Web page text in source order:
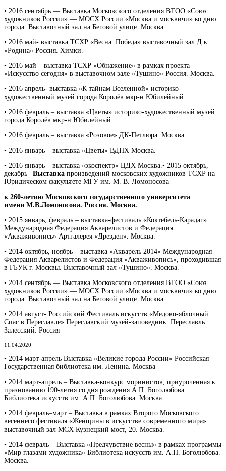
• 2016 сентябрь — Выставка Московского отделения ВТОО «Союз
художников России» — МОСХ России «Москва и москвичи» ко дню
города. Выставочный зал на Беговой улице. Москва.
• 2016 май- выставка ТСХР «Весна. Победа» выставочный зал Д.к.
«Родина» Россия. Химки.
• 2016 май – выставка ТСХР «Обнажение» в рамках проекта
«Искусство сегодня» в выставочном зале «Тушино» Россия. Москва.
• 2016 апрель- выставка «К тайнам Вселенной» историко-
художественный музей города Королёв мкр-н Юбилейный.
• 2016 февраль – выставка «Цветы» историко-художественный музей
города Королёв мкр-н Юбилейный.
• 2016 февраль – выставка «Розовое» ДК-Петлюра. Москва
• 2016 январь – выставка «Цветы» ВДНХ Москва.
• 2016 январь – выставка «экоспектр» ЦДХ Москва.• 2015 октябрь,
декабрь –Выставка произведений московских художников ТСХР на
Юридическом факультете МГУ им. М. В. Ломоносова
к 260-летию Московского государственного университета
имени М.В.Ломоносова. Россия. Москва.
• 2015 январь, февраль – выставка-фестиваль «Коктебель-Карадаг»
Международная Федерация Акварелистов и Федерация
«Акваживопись» Артгалерея «Дрезден». Москва.
• 2014 октябрь, ноябрь – выставка «Акварель 2014» Международная
Федерация Акварелистов и Федерация «Акваживопись», проходившая
в ГБУК г. Москвы. Выставочный зал «Тушино». Москва.
• 2014 сентябрь — Выставка Московского отделения ВТОО «Союз
художников России» — МОСХ России «Москва и москвичи» ко дню
города. Выставочный зал на Беговой улице. Москва.
• 2014 август- Российский Фестиваль искусств «Медово-яблочный
Спас в Переславле» Переславский музей-заповедник. Переславль
Залесский. Россия
11.04.2020
• 2014 март-апрель Выставка «Великие города России» Российская
Государственная библиотека им. Ленина. Москва
• 2014 март-апрель – Выставка-конкурс моринистов, приуроченная к
празнованию 190-летия со дня рождения А.П. Боголюбова.
Библиотека искусств им. А.П. Боголюбова. Москва.
• 2014 февраль–март – Выставка в рамках Второго Московского
весеннего фестиваля «Женщины в искусстве современного мира»
выставочный зал МСХ Кузнецкий мост, 20. Москва.
• 2014 февраль – Выставка «Предчувствие весны» в рамках программы
«Мир глазами художника» Библиотека искусств им. А.П. Боголюбова.
Москва.